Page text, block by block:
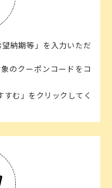
納期等」を入力いただ
のクーポンコードをコ
む」をクリックしてく